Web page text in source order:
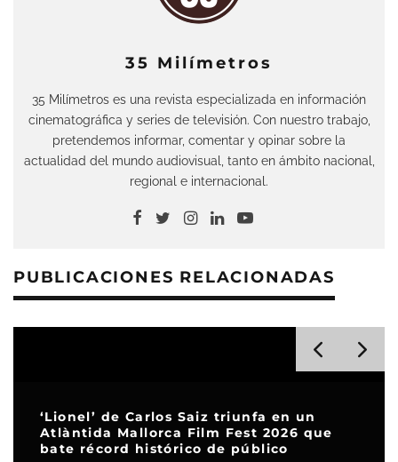
35 Milímetros
35 Milímetros es una revista especializada en información
cinematográfica y series de televisión. Con nuestro trabajo,
pretendemos informar, comentar y opinar sobre la
actualidad del mundo audiovisual, tanto en ámbito nacional,
regional e internacional.
PUBLICACIONES RELACIONADAS
‘Lionel’ de Carlos Saiz triunfa en un
Atlàntida Mallorca Film Fest 2026 que
bate récord histórico de público